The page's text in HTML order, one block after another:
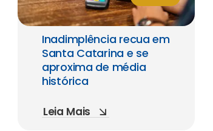
Inadimplência recua em
Santa Catarina e se
aproxima de média
histórica
Leia Mais